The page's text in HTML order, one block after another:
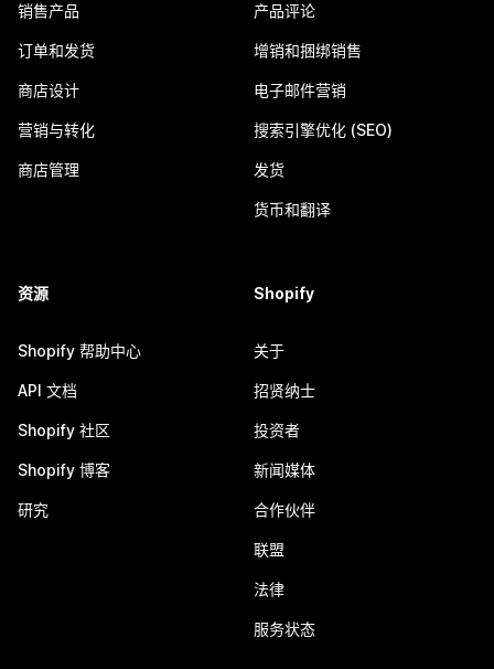
销售产品
订单和发货
商店设计
营销与转化
商店管理
产品评论
增销和捆绑销售
电子邮件营销
搜索引擎优化 (SEO)
发货
货币和翻译
资源
Shopify 帮助中心
API 文档
Shopify 社区
Shopify 博客
研究
Shopify
关于
招贤纳士
投资者
新闻媒体
合作伙伴
联盟
法律
服务状态